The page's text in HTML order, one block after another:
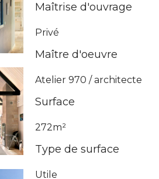
Maîtrise d'ouvrage
Privé
Maître d'oeuvre
Atelier 970 / architecte
Surface
272m²
Type de surface
Utile